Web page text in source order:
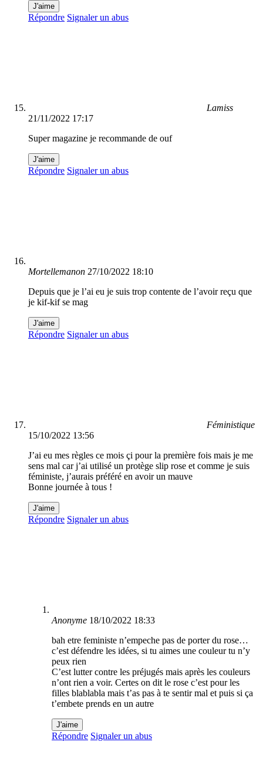
J'aime
Répondre Signaler un abus
Lamiss
21/11/2022 17:17
Super magazine je recommande de ouf
J'aime
Répondre Signaler un abus
Mortellemanon 27/10/2022 18:10
Depuis que je l’ai eu je suis trop contente de l’avoir reçu que
je kif-kif se mag
J'aime
Répondre Signaler un abus
Féministique
15/10/2022 13:56
J’ai eu mes règles ce mois çi pour la première fois mais je me
sens mal car j’ai utilisé un protège slip rose et comme je suis
féministe, j’aurais préféré en avoir un mauve
Bonne journée à tous !
J'aime
Répondre Signaler un abus
Anonyme 18/10/2022 18:33
bah etre feministe n’empeche pas de porter du rose…
c’est défendre les idées, si tu aimes une couleur tu n’y
peux rien
C’est lutter contre les préjugés mais après les couleurs
n’ont rien a voir. Certes on dit le rose c’est pour les
filles blablabla mais t’as pas à te sentir mal et puis si ça
t’embete prends en un autre
J'aime
Répondre Signaler un abus